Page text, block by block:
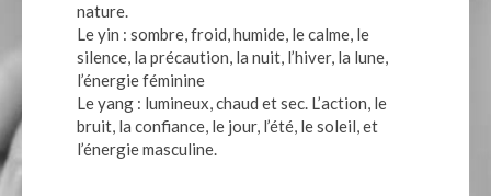
nature.
Le yin : sombre, froid, humide, le calme, le
silence, la précaution, la nuit, l’hiver, la lune,
l’énergie féminine
Le yang : lumineux, chaud et sec. L’action, le
bruit, la confiance, le jour, l’été, le soleil, et
l’énergie masculine.